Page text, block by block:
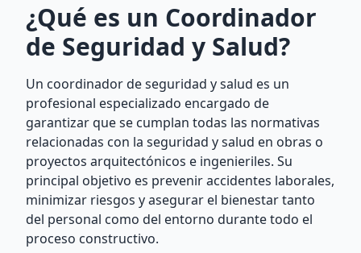
¿Qué es un Coordinador
de Seguridad y Salud?
Un coordinador de seguridad y salud es un
profesional especializado encargado de
garantizar que se cumplan todas las normativas
relacionadas con la seguridad y salud en obras o
proyectos arquitectónicos e ingenieriles. Su
principal objetivo es prevenir accidentes laborales,
minimizar riesgos y asegurar el bienestar tanto
del personal como del entorno durante todo el
proceso constructivo.